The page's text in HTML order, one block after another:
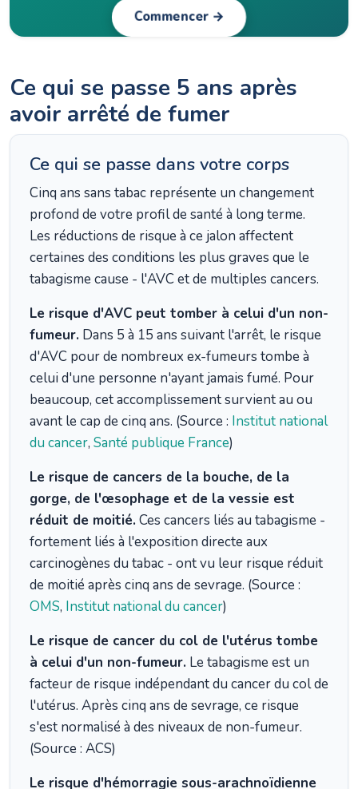
Commencer →
Ce qui se passe 5 ans après
avoir arrêté de fumer
Ce qui se passe dans votre corps
Cinq ans sans tabac représente un changement
profond de votre profil de santé à long terme.
Les réductions de risque à ce jalon affectent
certaines des conditions les plus graves que le
tabagisme cause - l'AVC et de multiples cancers.
Le risque d'AVC peut tomber à celui d'un non-
fumeur. Dans 5 à 15 ans suivant l'arrêt, le risque
d'AVC pour de nombreux ex-fumeurs tombe à
celui d'une personne n'ayant jamais fumé. Pour
beaucoup, cet accomplissement survient au ou
avant le cap de cinq ans. (Source : Institut national
du cancer, Santé publique France)
Le risque de cancers de la bouche, de la
gorge, de l'œsophage et de la vessie est
réduit de moitié.Ces cancers liés au tabagisme -
fortement liés à l'exposition directe aux
carcinogènes du tabac - ont vu leur risque réduit
de moitié après cinq ans de sevrage. (Source :
OMS, Institut national du cancer)
Le risque de cancer du col de l'utérus tombe
à celui d'un non-fumeur. Le tabagisme est un
facteur de risque indépendant du cancer du col de
l'utérus. Après cinq ans de sevrage, ce risque
s'est normalisé à des niveaux de non-fumeur.
(Source : ACS)
Le risque d'hémorragie sous-arachnoïdienne